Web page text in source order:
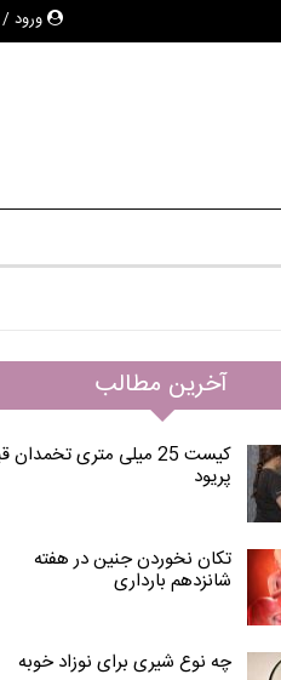
ورود
آخرین مطالب
کیست 25 میلی متری تخمدان
پریود
تکان نخوردن جنین در هفته
شانزدهم بارداری
چه نوع شیری برای نوزاد خوبه